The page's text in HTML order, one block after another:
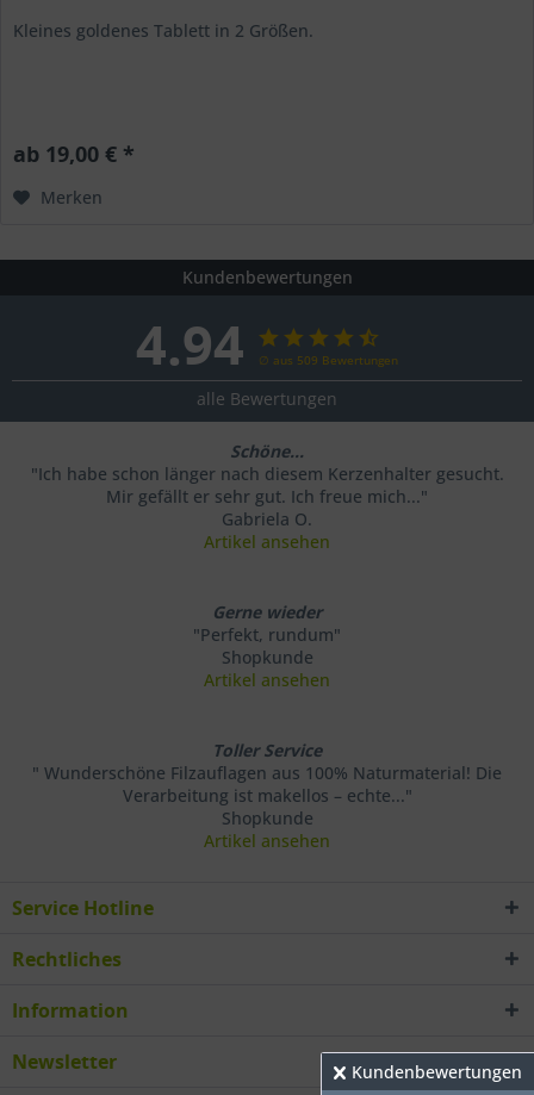
Kundenbewertungen
Kleines goldenes Tablett in 2 Größen.
ab 19,00 € *
Merken
Kundenbewertungen
4.94 ∅ aus 509 Bewertungen
alle Bewertungen
Schöne...
"Ich habe schon länger nach diesem Kerzenhalter gesucht.
Mir gefällt er sehr gut. Ich freue mich..."
Gabriela O.
Artikel ansehen
Gerne wieder
"Perfekt, rundum"
Shopkunde
Artikel ansehen
Toller Service
" Wunderschöne Filzauflagen aus 100% Naturmaterial! Die
Verarbeitung ist makellos – echte..."
Shopkunde
Artikel ansehen
Service Hotline
Rechtliches
Information
Newsletter